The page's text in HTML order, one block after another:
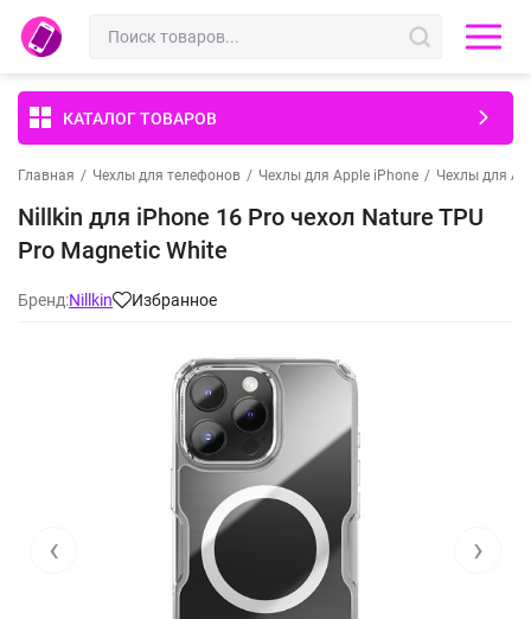
КАТАЛОГ ТОВАРОВ
Главная / Чехлы для телефонов / Чехлы для Apple iPhone / Чехлы для
Nillkin для iPhone 16 Pro чехол Nature TPU
Pro Magnetic White
Бренд:Nillkin Избранное
‹ ›